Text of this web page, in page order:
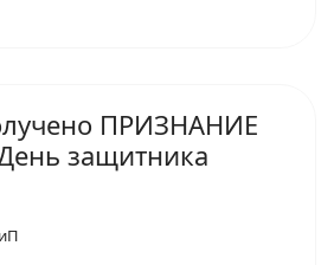
ПРИЗНАНИЕ
защитника